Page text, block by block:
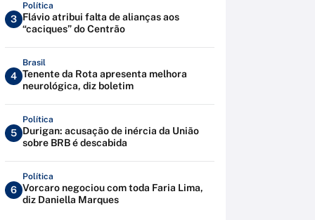
3
Política
Flávio atribui falta de alianças aos
“caciques” do Centrão
4
Brasil
Tenente da Rota apresenta melhora
neurológica, diz boletim
5
Política
Durigan: acusação de inércia da União
sobre BRB é descabida
6
Política
Vorcaro negociou com toda Faria Lima,
diz Daniella Marques